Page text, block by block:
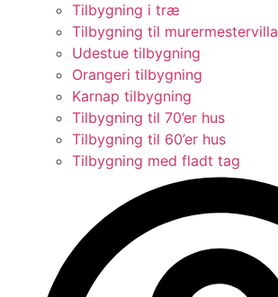
Tilbygning i træ
Tilbygning til murermestervilla
Udestue tilbygning
Orangeri tilbygning
Karnap tilbygning
Tilbygning til 70’er hus
Tilbygning til 60’er hus
Tilbygning med fladt tag